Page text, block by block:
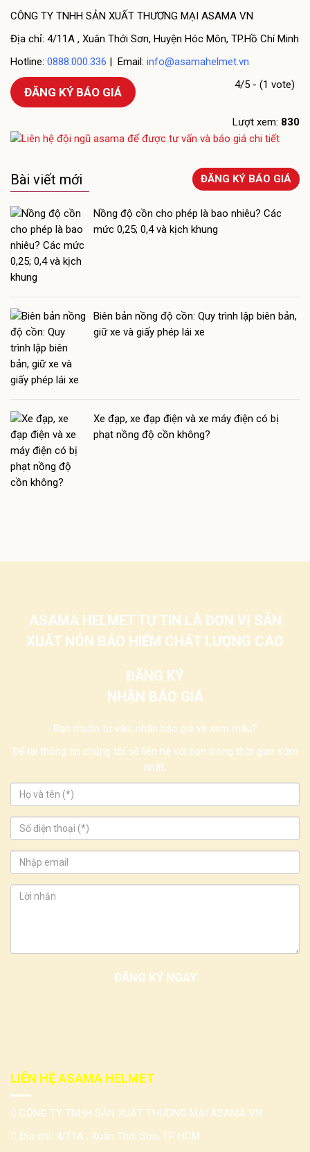
CÔNG TY TNHH SẢN XUẤT THƯƠNG MẠI ASAMA VN
Địa chỉ: 4/11A , Xuân Thới Sơn, Huyện Hóc Môn, TP.Hồ Chí Minh
Hotline: 0888.000.336 | Email: info@asamahelmet.vn
4/5 - (1 vote)
ĐĂNG KÝ BÁO GIÁ
Lượt xem: 830
Bài viết mới ĐĂNG KÝ BÁO GIÁ
Nồng độ cồn cho phép là bao nhiêu? Các
mức 0,25; 0,4 và kịch khung
Biên bản nồng độ cồn: Quy trình lập biên bản,
giữ xe và giấy phép lái xe
Xe đạp, xe đạp điện và xe máy điện có bị
phạt nồng độ cồn không?
ASAMA HELMET TỰ TIN LÀ ĐƠN VỊ SẢN
XUẤT NÓN BẢO HIỂM CHẤT LƯỢNG CAO
ĐĂNG KÝ
NHẬN BÁO GIÁ
Bạn muốn tư vấn, nhận báo giá và xem mẫu?
Để lại thông tin chúng tôi sẽ liên hệ với bạn trong thời gian sớm
nhất.
LIÊN HỆ ASAMA HELMET
CÔNG TY TNHH SẢN XUẤT THƯƠNG MẠI ASAMA VN
Địa chỉ: 4/11A , Xuân Thới Sơn, TP HCM